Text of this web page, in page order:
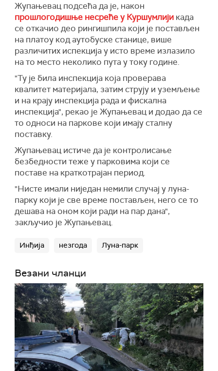
Жупањевац подсећа да је, након
прошлогодишње несреће у Куршумлији када
се откачио део рингишпила који је постављен
на платоу код аутобуске станице, више
различитих испекција у исто време излазило
на то место неколико пута у току године.
"Ту је била инспекција која проверава
квалитет материјала, затим струју и уземљење
и на крају инспекција рада и фискална
инспекција", рекао је Жупањевац и додао да се
то односи на паркове који имају сталну
поставку.
Жупањевац истиче да је контролисање
безбедности теже у парковима који се
поставе на краткотрајан период.
"Нисте имали ниједан немили случај у луна-
парку који је све време постављен, него се то
дешава на оном који ради на пар дана",
закључио је Жупањевац.
Инђија незгода Луна-парк
Везани чланци